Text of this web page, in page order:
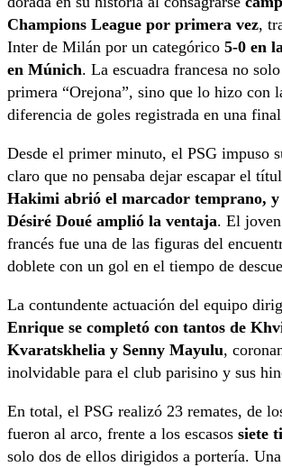
Champions League por primera vez,
Inter de Milán por un categórico 5-0 en
en Múnich. La escuadra francesa no
primera “Orejona”, sino que lo hizo con
diferencia de goles registrada en una
Desde el primer minuto, el PSG impuso
claro que no pensaba dejar escapar el
Hakimi abrió el marcador temprano, y
Désiré Doué amplió la ventaja. El
francés fue una de las figuras del
doblete con un gol en el tiempo de
La contundente actuación del equipo
Enrique se completó con tantos de
Kvaratskhelia y Senny Mayulu,
inolvidable para el club parisino y sus
En total, el PSG realizó 23 remates, de
fueron al arco, frente a los escasos siete
solo dos de ellos dirigidos a portería.